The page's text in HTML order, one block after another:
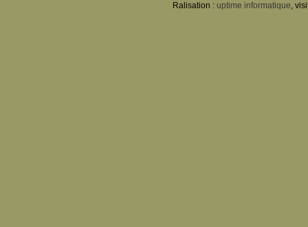
Ralisation : uptime informatique,